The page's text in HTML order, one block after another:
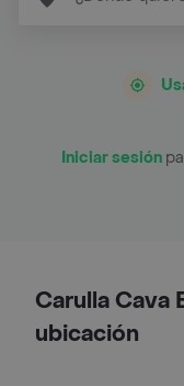
Iniciar sesión
Carulla Cava
ubicación